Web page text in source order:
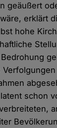
geäußert
erklärt
hohe
schon